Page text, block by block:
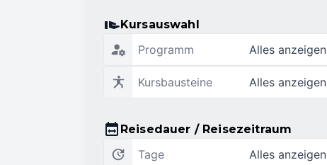
Kursauswahl
Programm Alles anzeigen
Kursbausteine Alles anzeigen
Reisedauer / Reisezeitraum
Tage Alles anzeigen